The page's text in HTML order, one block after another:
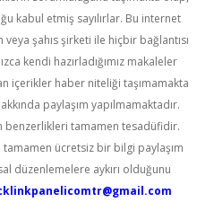
kabul etmiş sayılırlar. Bu internet
şahıs şirketi ile hiçbir bağlantısı
kendi hazırladığımız makaleler
içerikler haber niteliği taşımamakta
paylaşım yapılmamaktadır.
benzerlikleri tamamen tesadüfidir.
tamamen ücretsiz bir bilgi paylaşım
düzenlemelere aykırı olduğunu